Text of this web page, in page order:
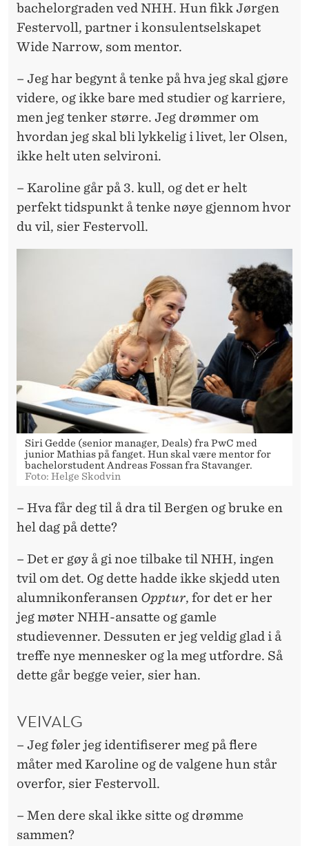
bachelorgraden ved NHH. Hun fikk Jørgen
Festervoll, partner i konsulentselskapet
Wide Narrow, som mentor.
– Jeg har begynt å tenke på hva jeg skal gjøre
videre, og ikke bare med studier og karriere,
men jeg tenker større. Jeg drømmer om
hvordan jeg skal bli lykkelig i livet, ler Olsen,
ikke helt uten selvironi.
– Karoline går på 3. kull, og det er helt
perfekt tidspunkt å tenke nøye gjennom hvor
du vil, sier Festervoll.
Siri Gedde (senior manager, Deals) fra PwC med
junior Mathias på fanget. Hun skal være mentor for
bachelorstudent Andreas Fossan fra Stavanger.
Foto: Helge Skodvin
– Hva får deg til å dra til Bergen og bruke en
hel dag på dette?
– Det er gøy å gi noe tilbake til NHH, ingen
tvil om det. Og dette hadde ikke skjedd uten
alumnikonferansen Opptur, for det er her
jeg møter NHH-ansatte og gamle
studievenner. Dessuten er jeg veldig glad i å
treffe nye mennesker og la meg utfordre. Så
dette går begge veier, sier han.
VEIVALG
– Jeg føler jeg identifiserer meg på flere
måter med Karoline og de valgene hun står
overfor, sier Festervoll.
– Men dere skal ikke sitte og drømme
sammen?